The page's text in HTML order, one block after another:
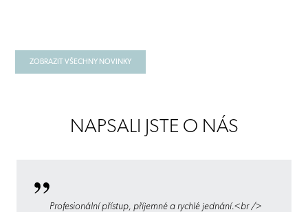
ZOBRAZIT VŠECHNY NOVINKY
NAPSALI JSTE O NÁS
Profesionální přístup, příjemné a rychlé jednání.<br />